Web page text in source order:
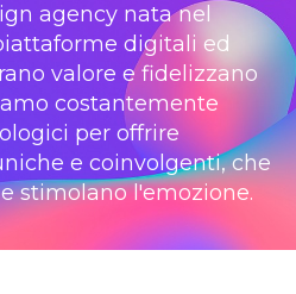
agency nata nel
digitali ed
valore e fidelizzano
costantemente
per offrire
e coinvolgenti, che
stimolano l'emozione.